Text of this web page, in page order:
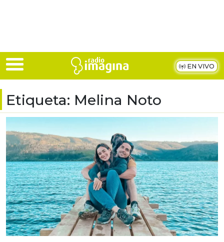
EN VIVO
Etiqueta: Melina Noto